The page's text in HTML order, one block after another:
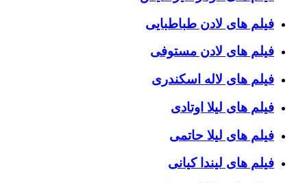
فیلم های لادن طباطبایی
فیلم های لادن مستوفی
فیلم های لاله اسکندری
فیلم های لیلا اوتادی
فیلم های لیلا حاتمی
فیلم های لیندا کیانی